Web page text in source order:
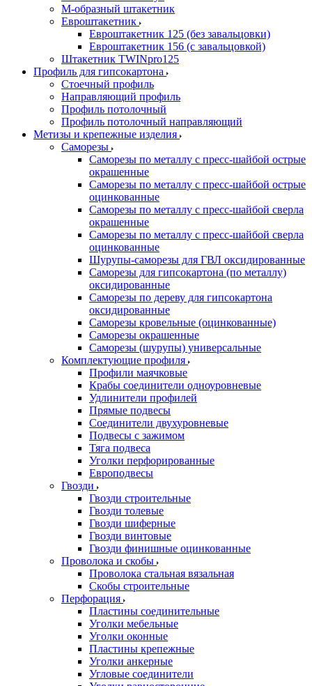
М-образный штакетник
Евроштакетник
Евроштакетник 125 (без завальцовки)
Евроштакетник 156 (с завальцовкой)
Штакетник TWINpro125
Профиль для гипсокартона
Стоечный профиль
Направляющий профиль
Профиль потолочный
Профиль потолочный направляющий
Метизы и крепежные изделия
Саморезы
Саморезы по металлу с пресс-шайбой острые
окрашенные
Саморезы по металлу с пресс-шайбой острые
оцинкованные
Саморезы по металлу с пресс-шайбой сверла
окрашенные
Саморезы по металлу с пресс-шайбой сверла
оцинкованные
Шурупы-саморезы для ГВЛ оксидированные
Саморезы для гипсокартона (по металлу)
оксидированные
Саморезы по дереву для гипсокартона
оксидированные
Саморезы кровельные (оцинкованные)
Саморезы окрашенные
Саморезы (шурупы) универсальные
Комплектующие профиля
Профили маячковые
Крабы соединители одноуровневые
Удлинители профилей
Прямые подвесы
Соединители двухуровневые
Подвесы с зажимом
Тяга подвеса
Уголки перфорированные
Европодвесы
Гвозди
Гвозди строительные
Гвозди толевые
Гвозди шиферные
Гвозди винтовые
Гвозди финишные оцинкованные
Проволока и скобы
Проволока стальная вязальная
Скобы строительные
Перфорация
Пластины соединительные
Уголки мебельные
Уголки оконные
Пластины крепежные
Уголки анкерные
Угловые соединители